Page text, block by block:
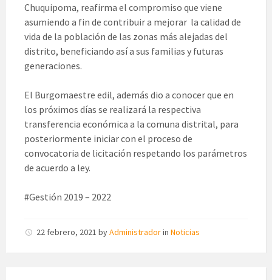
Chuquipoma, reafirma el compromiso que viene
asumiendo a fin de contribuir a mejorar la calidad de
vida de la población de las zonas más alejadas del
distrito, beneficiando así a sus familias y futuras
generaciones.
El Burgomaestre edil, además dio a conocer que en
los próximos días se realizará la respectiva
transferencia económica a la comuna distrital, para
posteriormente iniciar con el proceso de
convocatoria de licitación respetando los parámetros
de acuerdo a ley.
#Gestión 2019 – 2022
22 febrero, 2021 byAdministradorin Noticias